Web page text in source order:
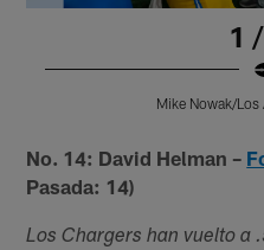
1
Mike Nowak/
No. 14: David Helman –
Pasada: 14)
Los Chargers han vuelto a